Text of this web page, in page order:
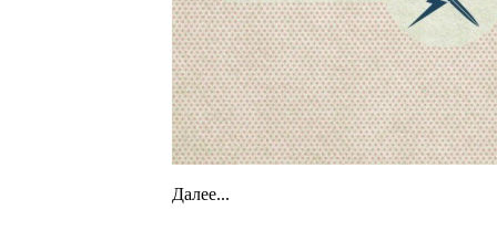
Далее...